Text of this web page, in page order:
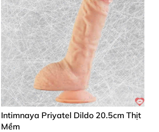
Intimnaya Priyatel Dildo 20.5cm Thịt
Mềm